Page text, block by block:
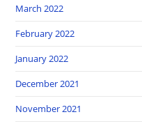
March 2022
February 2022
January 2022
December 2021
November 2021